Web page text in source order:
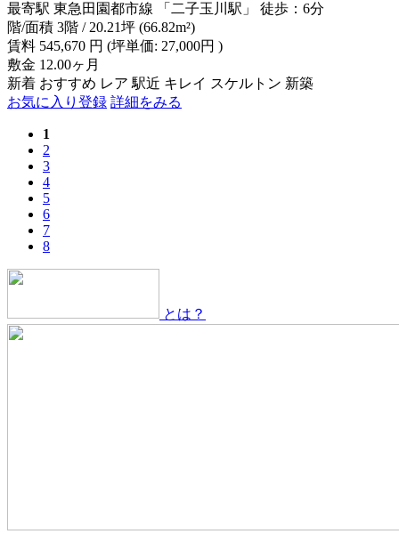
最寄駅 東急田園都市線 「二子玉川駅」 徒歩：6分
階/面積 3階 / 20.21坪 (66.82m²)
賃料 545,670 円 (坪単価: 27,000円 )
敷金 12.00ヶ月
新着 おすすめ レア 駅近 キレイ スケルトン 新築
お気に入り登録 詳細をみる
1
2
3
4
5
6
7
8
とは？